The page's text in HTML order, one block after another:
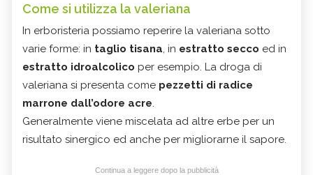
Come si utilizza la valeriana
In erboristeria possiamo reperire la valeriana sotto
varie forme: in taglio tisana, in estratto secco ed in
estratto idroalcolico per esempio. La droga di
valeriana si presenta come pezzetti di radice
marrone dall’odore acre.
Generalmente viene miscelata ad altre erbe per un
risultato sinergico ed anche per migliorarne il sapore.
Continua a leggere dopo la pubblicità